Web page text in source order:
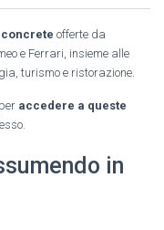
offerte da
e Ferrari, insieme alle
turismo e ristorazione.
accedere a queste
in